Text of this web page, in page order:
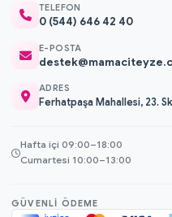
TELEFON
0 (544) 646 42 40
E-POSTA
ADRES
Ferhatpaşa Mahallesi, 23.
Hafta içi 09:00–18:00
Cumartesi 10:00–13:00
GÜVENLI ÖDEME